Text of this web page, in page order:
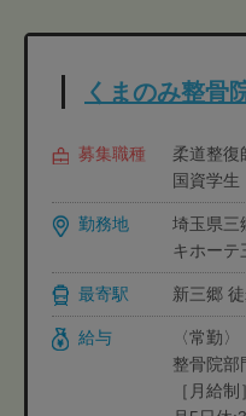
くまのみ整骨
募集職種
柔道整復
国資学生
勤務地
埼玉県三
キホーテ
最寄駅 新三郷
給与
〈常勤〉
整骨院部
［月給